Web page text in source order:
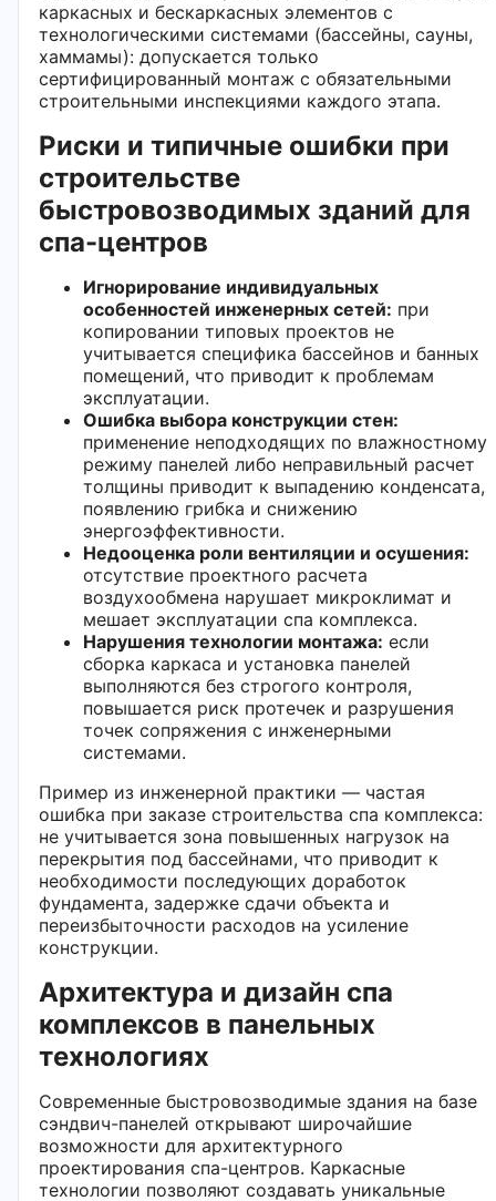
каркасных и бескаркасных элементов с
технологическими системами (бассейны, сауны,
хаммамы): допускается только
сертифицированный монтаж с обязательными
строительными инспекциями каждого этапа.
Риски и типичные ошибки при
строительстве
быстровозводимых зданий для
спа-центров
Игнорирование индивидуальных
особенностей инженерных сетей: при
копировании типовых проектов не
учитывается специфика бассейнов и банных
помещений, что приводит к проблемам
эксплуатации.
Ошибка выбора конструкции стен:
применение неподходящих по влажностному
режиму панелей либо неправильный расчет
толщины приводит к выпадению конденсата,
появлению грибка и снижению
энергоэффективности.
Недооценка роли вентиляции и осушения:
отсутствие проектного расчета
воздухообмена нарушает микроклимат и
мешает эксплуатации спа комплекса.
Нарушения технологии монтажа: если
сборка каркаса и установка панелей
выполняются без строгого контроля,
повышается риск протечек и разрушения
точек сопряжения с инженерными
системами.
Пример из инженерной практики — частая
ошибка при заказе строительства спа комплекса:
не учитывается зона повышенных нагрузок на
перекрытия под бассейнами, что приводит к
необходимости последующих доработок
фундамента, задержке сдачи объекта и
переизбыточности расходов на усиление
конструкции.
Архитектура и дизайн спа
комплексов в панельных
технологиях
Современные быстровозводимые здания на базе
сэндвич-панелей открывают широчайшие
возможности для архитектурного
проектирования спа-центров. Каркасные
технологии позволяют создавать уникальные